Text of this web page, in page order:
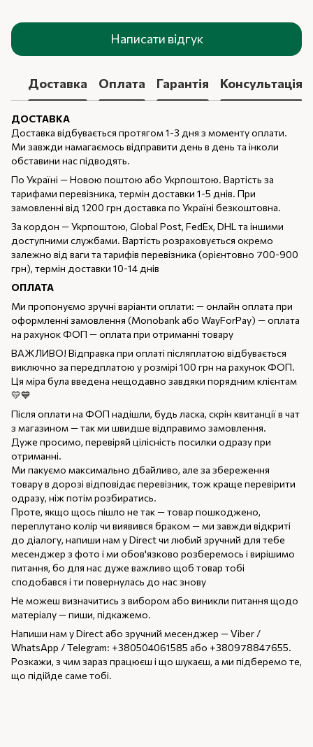
Написати відгук
Доставка Оплата Гарантія Консультація
ДОСТАВКА
Доставка відбувається протягом 1-3 дня з моменту оплати.
Ми завжди намагаємось відправити день в день та інколи
обставини нас підводять.
По Україні — Новою поштою або Укрпоштою. Вартість за
тарифами перевізника, термін доставки 1-5 днів. При
замовленні від 1200 грн доставка по Україні безкоштовна.
За кордон — Укрпоштою, Global Post, FedEx, DHL та іншими
доступними службами. Вартість розраховується окремо
залежно від ваги та тарифів перевізника (орієнтовно 700-900
грн), термін доставки 10-14 днів
ОПЛАТА
Ми пропонуємо зручні варіанти оплати: — онлайн оплата при
оформленні замовлення (Monobank або WayForPay) — оплата
на рахунок ФОП — оплата при отриманні товару
ВАЖЛИВО! Відправка при оплаті післяплатою відбувається
виключно за передплатою у розмірі 100 грн на рахунок ФОП.
Ця міра була введена нещодавно завдяки порядним клієнтам
💛💙
Після оплати на ФОП надішли, будь ласка, скрін квитанції в чат
з магазином — так ми швидше відправимо замовлення.
Дуже просимо, перевіряй цілісність посилки одразу при
отриманні.
Ми пакуємо максимально дбайливо, але за збереження
товару в дорозі відповідає перевізник, тож краще перевірити
одразу, ніж потім розбиратись.
Проте, якщо щось пішло не так — товар пошкоджено,
переплутано колір чи виявився браком — ми завжди відкриті
до діалогу, напиши нам у Direct чи любий зручний для тебе
месенджер з фото і ми обов'язково розберемось і вирішимо
питання, бо для нас дуже важливо щоб товар тобі
сподобався і ти повернулась до нас знову
Не можеш визначитись з вибором або виникли питання щодо
матеріалу — пиши, підкажемо.
Напиши нам у Direct або зручний месенджер — Viber /
WhatsApp / Telegram: +380504061585 або +380978847655.
Розкажи, з чим зараз працюєш і що шукаєш, а ми підберемо те,
що підійде саме тобі.